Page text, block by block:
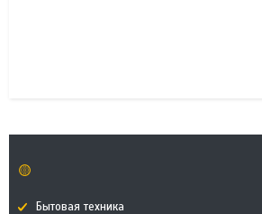
🟡
Бытовая техника